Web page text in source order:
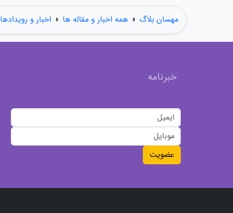
مهسان بلاگ » همه اخبار و مقاله ها » اخبار و رویدادها
خبرنامه
عضویت